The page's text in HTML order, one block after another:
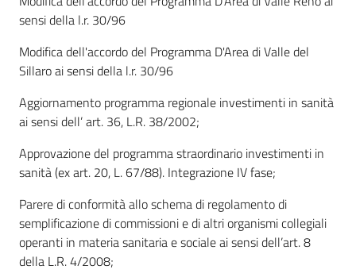
sensi della l.r. 30/96
Modifica dell'accordo del Programma D'Area di Valle del
Sillaro ai sensi della l.r. 30/96
Aggiornamento programma regionale investimenti in sanità
ai sensi dell’ art. 36, L.R. 38/2002;
Approvazione del programma straordinario investimenti in
sanità (ex art. 20, L. 67/88). Integrazione IV fase;
Parere di conformità allo schema di regolamento di
semplificazione di commissioni e di altri organismi collegiali
operanti in materia sanitaria e sociale ai sensi dell’art. 8
della L.R. 4/2008;